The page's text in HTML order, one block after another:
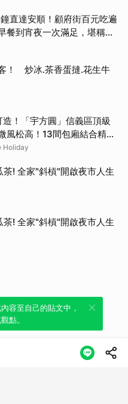
直達安順！顧府街百元吃遍
餐到宵夜一次滿足，堪稱貴
！ 炒冰.茶香蛋撻.花生牛
！「宇方圓」信義區頂級
風松高！13間包廂結合精緻
Holiday
! 全家"斜槓"開啟夜市人生
! 全家"斜槓"開啟夜市人生
，透過發布貼
容至自己的貼文中，
點。